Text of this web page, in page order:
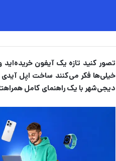
تصور کنید تازه یک آیفون
خیلی‌ها فکر می‌کنند ساخت اپل آیدی
دیجی‎‌شهر با یک راهنمای کامل همراهتان هستیم تا تمام روش‌ها را قدم‌به‌قدم بررسی کنیم.